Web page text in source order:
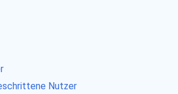
Nutzer